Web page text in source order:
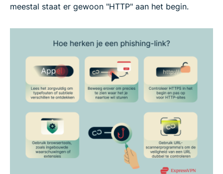
meestal staat er gewoon "HTTP" aan het begin.